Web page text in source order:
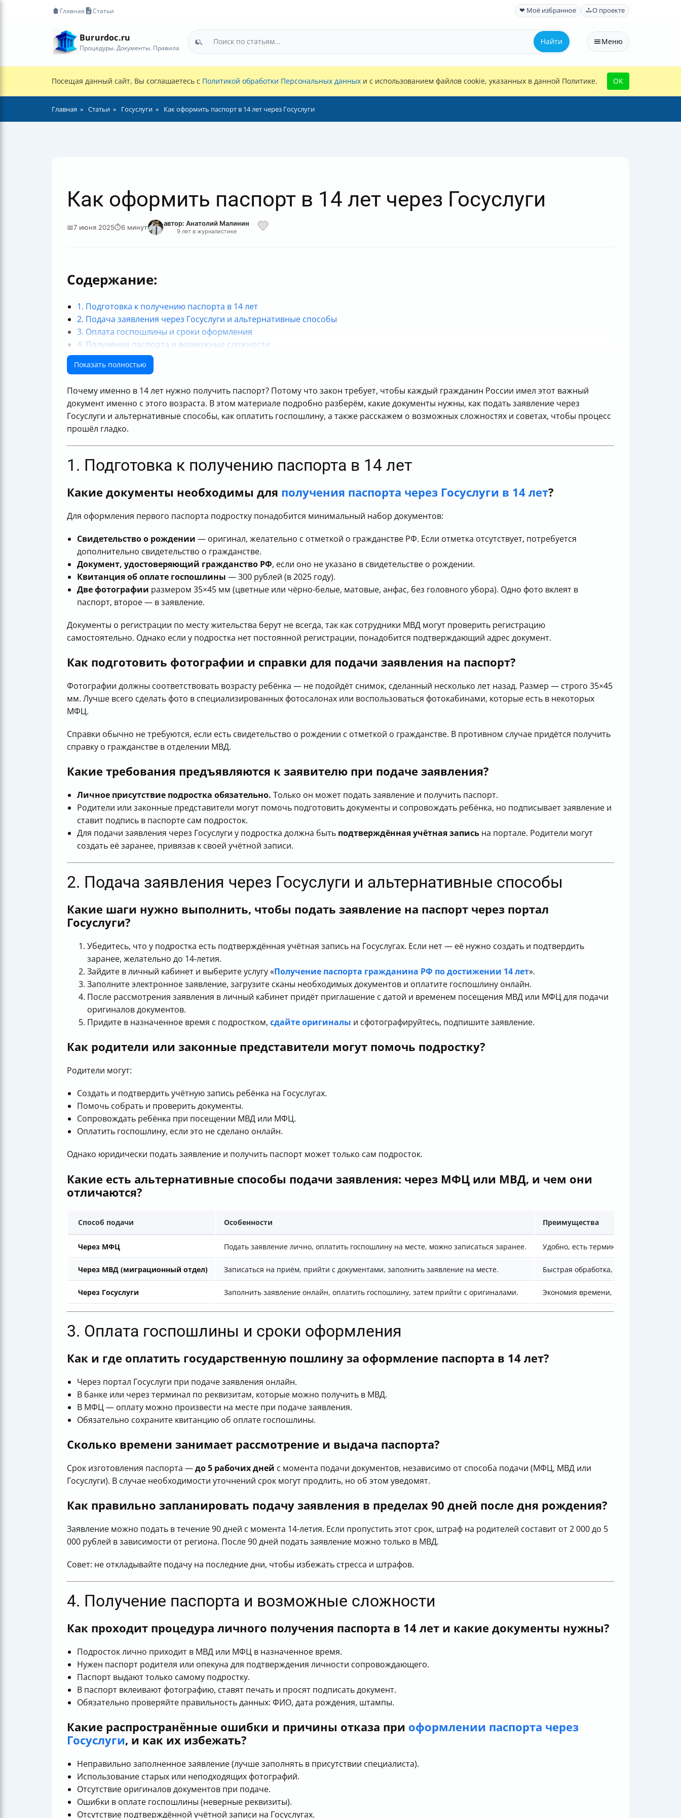
Главная Статьи ❤ Моё избранное О проекте
Bururdoc.ru
Процедуры. Документы. Правила
Найти Меню
Посещая данный сайт, Вы соглашаетесь с Политикой обработки Персональных данных и с использованием файлов cookie, указанных в данной Политике. OK
Главная Статьи Госуслуги Как оформить паспорт в 14 лет через Госуслуги
Как оформить паспорт в 14 лет через Госуслуги
📅7 июня 2025⏱6 минут автор: Анатолий Малинин
9 лет в журналистике
Содержание:
1. Подготовка к получению паспорта в 14 лет
2. Подача заявления через Госуслуги и альтернативные способы
3. Оплата госпошлины и сроки оформления
4. Получение паспорта и возможные сложности
Итог: как получить паспорт в 14 лет через Госуслуги — кратко
Показать полностью
Почему именно в 14 лет нужно получить паспорт? Потому что закон требует, чтобы каждый гражданин России имел этот важный
документ именно с этого возраста. В этом материале подробно разберём, какие документы нужны, как подать заявление через
Госуслуги и альтернативные способы, как оплатить госпошлину, а также расскажем о возможных сложностях и советах, чтобы процесс
прошёл гладко.
1. Подготовка к получению паспорта в 14 лет
Какие документы необходимы для получения паспорта через Госуслуги в 14 лет?
Для оформления первого паспорта подростку понадобится минимальный набор документов:
Свидетельство о рождении — оригинал, желательно с отметкой о гражданстве РФ. Если отметка отсутствует, потребуется
дополнительно свидетельство о гражданстве.
Документ, удостоверяющий гражданство РФ, если оно не указано в свидетельстве о рождении.
Квитанция об оплате госпошлины — 300 рублей (в 2025 году).
Две фотографии размером 35×45 мм (цветные или чёрно-белые, матовые, анфас, без головного убора). Одно фото вклеят в
паспорт, второе — в заявление.
Документы о регистрации по месту жительства берут не всегда, так как сотрудники МВД могут проверить регистрацию
самостоятельно. Однако если у подростка нет постоянной регистрации, понадобится подтверждающий адрес документ.
Как подготовить фотографии и справки для подачи заявления на паспорт?
Фотографии должны соответствовать возрасту ребёнка — не подойдёт снимок, сделанный несколько лет назад. Размер — строго 35×45
мм. Лучше всего сделать фото в специализированных фотосалонах или воспользоваться фотокабинами, которые есть в некоторых
МФЦ.
Справки обычно не требуются, если есть свидетельство о рождении с отметкой о гражданстве. В противном случае придётся получить
справку о гражданстве в отделении МВД.
Какие требования предъявляются к заявителю при подаче заявления?
Личное присутствие подростка обязательно. Только он может подать заявление и получить паспорт.
Родители или законные представители могут помочь подготовить документы и сопровождать ребёнка, но подписывает заявление и
ставит подпись в паспорте сам подросток.
Для подачи заявления через Госуслуги у подростка должна быть подтверждённая учётная запись на портале. Родители могут
создать её заранее, привязав к своей учётной записи.
2. Подача заявления через Госуслуги и альтернативные способы
Какие шаги нужно выполнить, чтобы подать заявление на паспорт через портал
Госуслуги?
Убедитесь, что у подростка есть подтверждённая учётная запись на Госуслугах. Если нет — её нужно создать и подтвердить
заранее, желательно до 14-летия.
Зайдите в личный кабинет и выберите услугу «Получение паспорта гражданина РФ по достижении 14 лет».
Заполните электронное заявление, загрузите сканы необходимых документов и оплатите госпошлину онлайн.
После рассмотрения заявления в личный кабинет придёт приглашение с датой и временем посещения МВД или МФЦ для подачи
оригиналов документов.
Придите в назначенное время с подростком, сдайте оригиналы и сфотографируйтесь, подпишите заявление.
Как родители или законные представители могут помочь подростку?
Родители могут:
Создать и подтвердить учётную запись ребёнка на Госуслугах.
Помочь собрать и проверить документы.
Сопровождать ребёнка при посещении МВД или МФЦ.
Оплатить госпошлину, если это не сделано онлайн.
Однако юридически подать заявление и получить паспорт может только сам подросток.
Какие есть альтернативные способы подачи заявления: через МФЦ или МВД, и чем они
отличаются?
Способ подачи Особенности Преимущества
Через МФЦ Подать заявление лично, оплатить госпошлину на месте, можно записаться заранее. Удобно, есть терминалы для оплаты
Через МВД (миграционный отдел) Записаться на приём, прийти с документами, заполнить заявление на месте. Быстрая обработка, обязательное
Через Госуслуги Заполнить заявление онлайн, оплатить госпошлину, затем прийти с оригиналами. Экономия времени, удобство.
3. Оплата госпошлины и сроки оформления
Как и где оплатить государственную пошлину за оформление паспорта в 14 лет?
Через портал Госуслуги при подаче заявления онлайн.
В банке или через терминал по реквизитам, которые можно получить в МВД.
В МФЦ — оплату можно произвести на месте при подаче заявления.
Обязательно сохраните квитанцию об оплате госпошлины.
Сколько времени занимает рассмотрение и выдача паспорта?
Срок изготовления паспорта —до 5 рабочих дней с момента подачи документов, независимо от способа подачи (МФЦ, МВД или
Госуслуги). В случае необходимости уточнений срок могут продлить, но об этом уведомят.
Как правильно запланировать подачу заявления в пределах 90 дней после дня рождения?
Заявление можно подать в течение 90 дней с момента 14-летия. Если пропустить этот срок, штраф на родителей составит от 2 000 до 5
000 рублей в зависимости от региона. После 90 дней подать заявление можно только в МВД.
Совет: не откладывайте подачу на последние дни, чтобы избежать стресса и штрафов.
4. Получение паспорта и возможные сложности
Как проходит процедура личного получения паспорта в 14 лет и какие документы нужны?
Подросток лично приходит в МВД или МФЦ в назначенное время.
Нужен паспорт родителя или опекуна для подтверждения личности сопровождающего.
Паспорт выдают только самому подростку.
В паспорт вклеивают фотографию, ставят печать и просят подписать документ.
Обязательно проверяйте правильность данных: ФИО, дата рождения, штампы.
Какие распространённые ошибки и причины отказа при оформлении паспорта через
Госуслуги, и как их избежать?
Неправильно заполненное заявление (лучше заполнять в присутствии специалиста).
Использование старых или неподходящих фотографий.
Отсутствие оригиналов документов при подаче.
Ошибки в оплате госпошлины (неверные реквизиты).
Отсутствие подтверждённой учётной записи на Госуслугах.